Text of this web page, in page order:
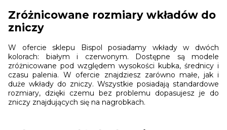
Zróżnicowane rozmiary wkładów do
zniczy
W ofercie sklepu Bispol posiadamy wkłady w dwóch
kolorach: białym i czerwonym. Dostępne są modele
zróżnicowane pod względem wysokości kubka, średnicy i
czasu palenia. W ofercie znajdziesz zarówno małe, jak i
duże wkłady do zniczy. Wszystkie posiadają standardowe
rozmiary, dzięki czemu bez problemu dopasujesz je do
zniczy znajdujących się na nagrobkach.